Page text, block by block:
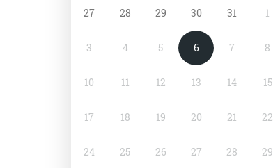
27 28 29 30 31 1
3 4 5 6 7 8
10 11 12 13 14 15
17 18 19 20 21 22
24 25 26 27 28 29